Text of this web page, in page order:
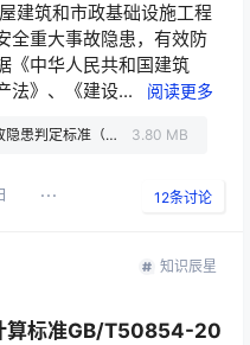
建筑和市政基础设施工程
全重大事故隐患，有效防
《中华人民共和国建筑
法》、《建设...
阅读更多
房屋市政工程生产安全重大事故隐患判定标准（2024版）宣传画册.pdf 3.80 MB
12条讨论
知识辰星
算标准GB/T50854-20